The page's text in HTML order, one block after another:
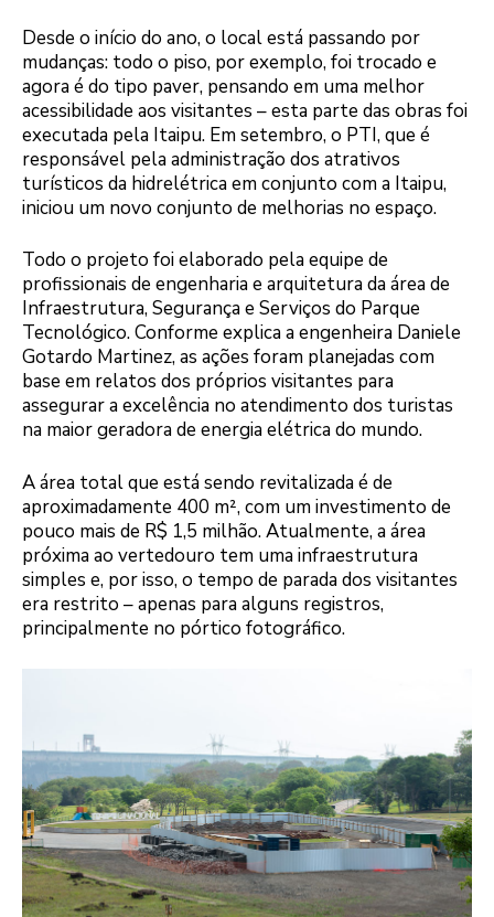
Desde o início do ano, o local está passando por
mudanças: todo o piso, por exemplo, foi trocado e
agora é do tipo paver, pensando em uma melhor
acessibilidade aos visitantes – esta parte das obras foi
executada pela Itaipu. Em setembro, o PTI, que é
responsável pela administração dos atrativos
turísticos da hidrelétrica em conjunto com a Itaipu,
iniciou um novo conjunto de melhorias no espaço.
Todo o projeto foi elaborado pela equipe de
profissionais de engenharia e arquitetura da área de
Infraestrutura, Segurança e Serviços do Parque
Tecnológico. Conforme explica a engenheira Daniele
Gotardo Martinez, as ações foram planejadas com
base em relatos dos próprios visitantes para
assegurar a excelência no atendimento dos turistas
na maior geradora de energia elétrica do mundo.
A área total que está sendo revitalizada é de
aproximadamente 400 m², com um investimento de
pouco mais de R$ 1,5 milhão. Atualmente, a área
próxima ao vertedouro tem uma infraestrutura
simples e, por isso, o tempo de parada dos visitantes
era restrito – apenas para alguns registros,
principalmente no pórtico fotográfico.